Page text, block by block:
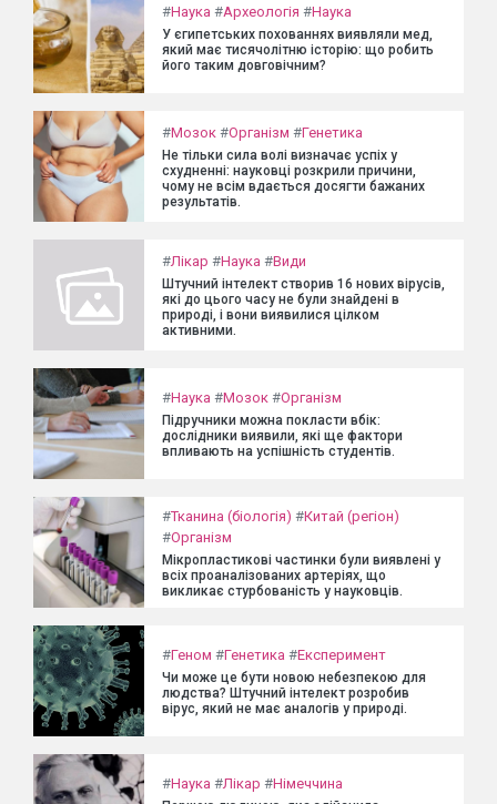
#Наука #Археологія #Наука
У єгипетських похованнях виявляли мед,
який має тисячолітню історію: що робить
його таким довговічним?
#Мозок #Організм #Генетика
Не тільки сила волі визначає успіх у
схудненні: науковці розкрили причини,
чому не всім вдається досягти бажаних
результатів.
#Лікар #Наука #Види
Штучний інтелект створив 16 нових вірусів,
які до цього часу не були знайдені в
природі, і вони виявилися цілком
активними.
#Наука #Мозок #Організм
Підручники можна покласти вбік:
дослідники виявили, які ще фактори
впливають на успішність студентів.
#Тканина (біологія) #Китай (регіон)
#Організм
Мікропластикові частинки були виявлені у
всіх проаналізованих артеріях, що
викликає стурбованість у науковців.
#Геном #Генетика #Експеримент
Чи може це бути новою небезпекою для
людства? Штучний інтелект розробив
вірус, який не має аналогів у природі.
#Наука #Лікар #Німеччина